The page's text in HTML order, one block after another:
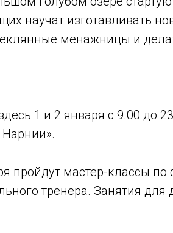
научат изготавливать
менажницы и
1 и 2 января с 9.00 до
Нарнии».
пройдут мастер-классы
тренера. Занятия для